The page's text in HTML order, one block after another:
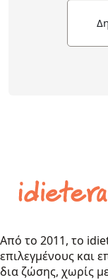
Από το 2011, το
επιλεγμένους και
δια ζώσης, χωρίς